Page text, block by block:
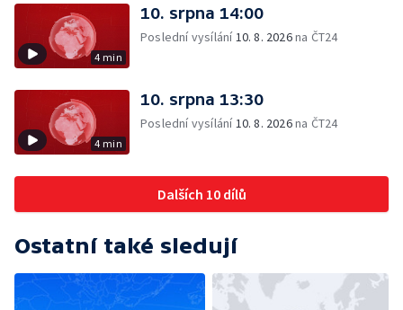
4 min
10. srpna 14:00
Poslední vysílání10. 8. 2026na ČT24
4 min
10. srpna 13:30
Poslední vysílání10. 8. 2026na ČT24
Dalších 10 dílů
Ostatní také sledují